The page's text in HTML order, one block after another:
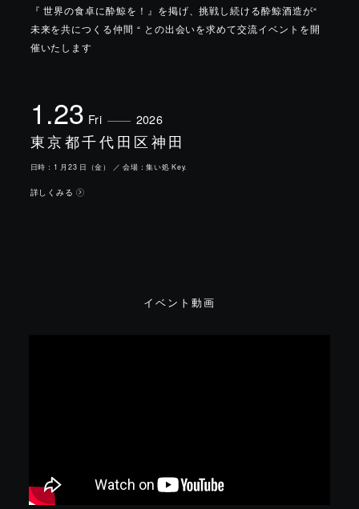
『 世界の食卓に酔鯨を！』を掲げ、挑戦し続ける酔鯨酒造が“
未来を共につくる仲間 “ との出会いを求めて交流イベントを開
催いたします
1.23 Fri 2026
東京都千代田区神田
日時：1 月23 日（金） ／ 会場：集い処 Key.
詳しくみる
イベント動画